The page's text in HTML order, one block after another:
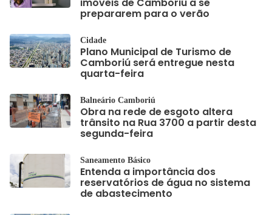
prepararem para o verão
Cidade
Plano Municipal de Turismo de
Camboriú será entregue nesta
quarta-feira
Balneário Camboriú
Obra na rede de esgoto altera
trânsito na Rua 3700 a partir desta
segunda-feira
Saneamento Básico
Entenda a importância dos
reservatórios de água no sistema
de abastecimento